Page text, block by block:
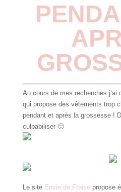
Au cours de mes recherches j’ai
qui propose des vêtements trop
pendant et après la grossesse !
culpabiliser 🙂
Le site Envie de Fraisepropose